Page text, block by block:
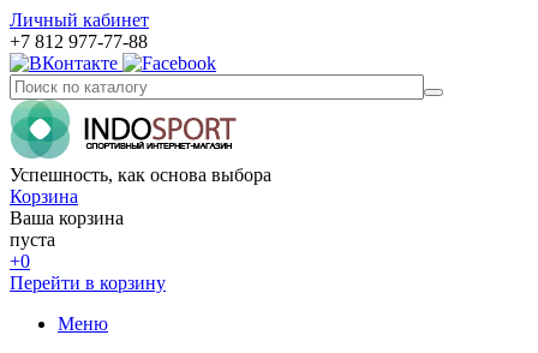
Личный кабинет
+7 812 977-77-88
Успешность, как основа выбора
Корзина
Ваша корзина
пуста
+0
Перейти в корзину
Меню